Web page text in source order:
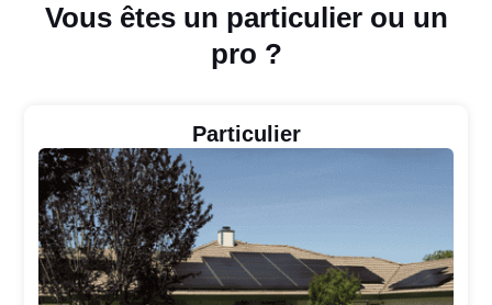
Vous êtes un particulier ou un
pro ?
Particulier